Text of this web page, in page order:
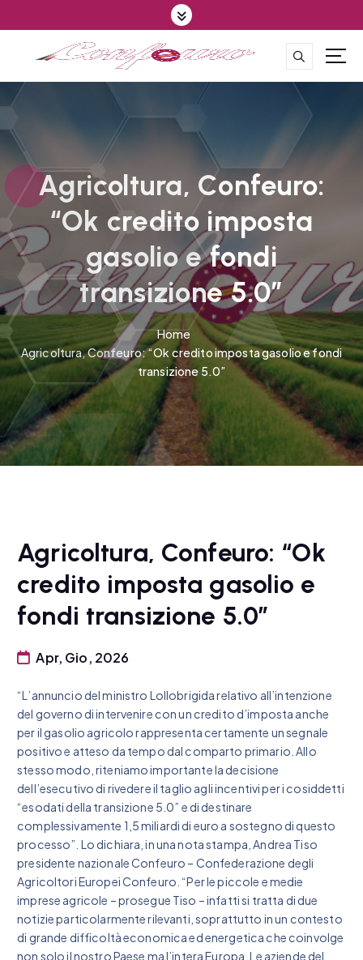
k
t
e
t
Agricoltura, Confeuro:
“Ok credito imposta
gasolio e fondi
transizione 5.0”
Home
Agricoltura, Confeuro: “Ok credito imposta gasolio e fondi
transizione 5.0”
Agricoltura, Confeuro: “Ok
credito imposta gasolio e
fondi transizione 5.0”
Apr, Gio, 2026
“L’annuncio del ministro Lollobrigida relativo all’intenzione
del governo di intervenire con un credito d’imposta anche
per il gasolio agricolo rappresenta certamente un segnale
positivo e atteso da tempo dal comparto primario. Allo
stesso modo, riteniamo importante la decisione
dell’esecutivo di rivedere il taglio agli incentivi per i cosiddetti
“esodati della transizione 5.0” e di destinare
complessivamente 1,5 miliardi di euro a sostegno di questo
processo”. Lo dichiara, in una nota stampa, Andrea Tiso
presidente nazionale Confeuro – Confederazione degli
Agricoltori Europei Confeuro. “Per le piccole e medie
imprese agricole – prosegue Tiso – infatti si tratta di due
notizie particolarmente rilevanti, soprattutto in un contesto
di grande difficoltà economica ed energetica che coinvolge
non solo il nostro Paese ma l’intera Europa. Le aziende del